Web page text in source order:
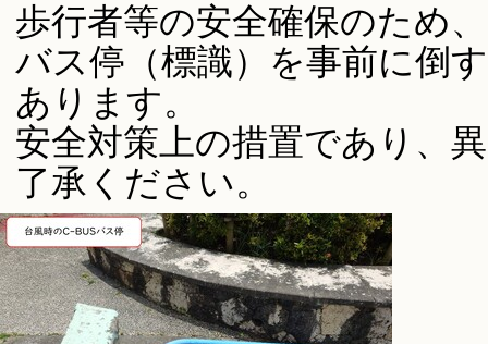
歩行者等の安全確保のため
バス停（標識）を事前に倒
あります。
安全対策上の措置であり、
了承ください。